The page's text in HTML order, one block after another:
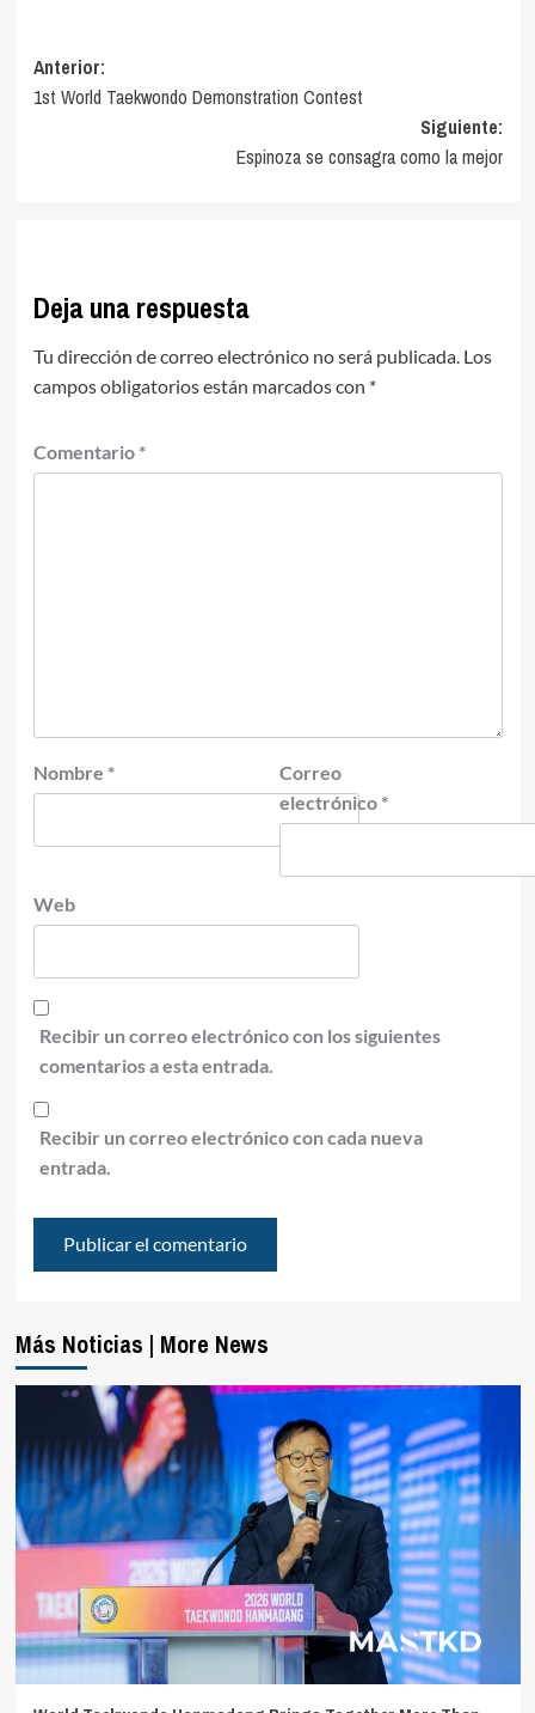
Navegación
de
Anterior:
1st World Taekwondo Demonstration Contest
Siguiente:
Espinoza se consagra como la mejor
Deja una respuesta
Tu dirección de correo electrónico no será publicada. Los
campos obligatorios están marcados con *
Comentario *
Nombre *
Correo
electrónico *
Web
Recibir un correo electrónico con los siguientes
comentarios a esta entrada.
Recibir un correo electrónico con cada nueva
entrada.
Más Noticias | More News